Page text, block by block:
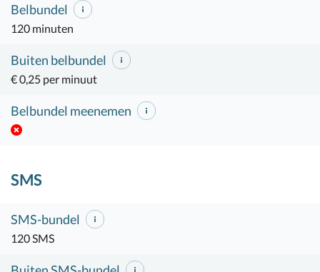
Belbundel
120 minuten
Buiten belbundel
€ 0,25 per minuut
Belbundel meenemen
SMS
SMS-bundel
120 SMS